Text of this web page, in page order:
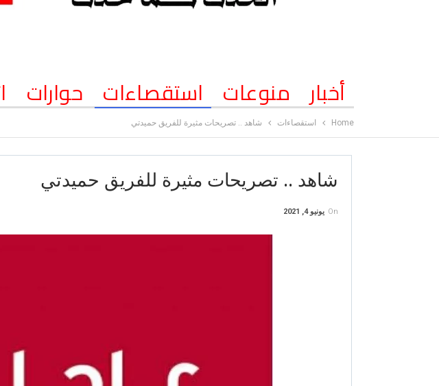
أخبار منوعات استقصاءات حوارات
Home استقصاءات شاهد .. تصريحات مثيرة للفريق حميدتي
شاهد .. تصريحات مثيرة للفريق حميدتي
On يونيو 4, 2021